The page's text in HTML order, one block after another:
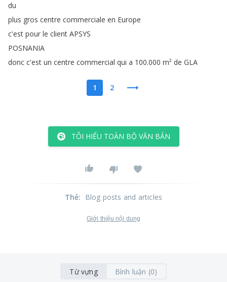
du
plus gros centre commerciale en Europe
c'est pour le client APSYS
POSNANIA
donc c'est un centre commercial qui a 100.000 m² de GLA
1 2
TÔI HIỂU TOÀN BỘ VĂN BẢN
Thẻ: Blog posts and articles
Giới thiệu nội dung
Từ vựng Bình luận (0)